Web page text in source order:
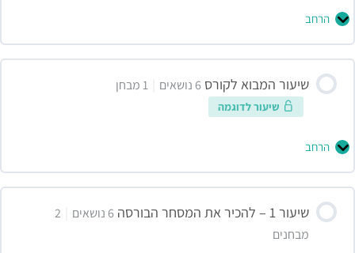
הרחב
שיעור המבוא לקורס 6 נושאים 1 מבחן
שיעור לדוגמה
הרחב
שיעור 1 – להכיר את המסחר הבורסה 6 נושאים
2
מבחנים